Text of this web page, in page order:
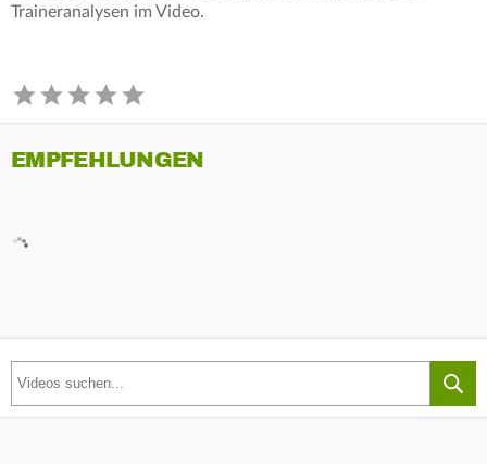
Traineranalysen im Video.
EMPFEHLUNGEN